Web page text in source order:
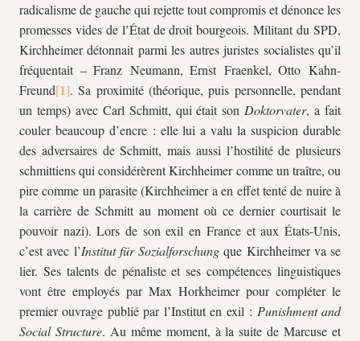
radicalisme de gauche qui rejette tout compromis et dénonce les
promesses vides de l’État de droit bourgeois. Militant du SPD,
Kirchheimer détonnait parmi les autres juristes socialistes qu’il
fréquentait – Franz Neumann, Ernst Fraenkel, Otto Kahn-
Freund
. Sa proximité (théorique, puis personnelle, pendant
un temps) avec Carl Schmitt, qui était son Doktorvater, a fait
couler beaucoup d’encre : elle lui a valu la suspicion durable
des adversaires de Schmitt, mais aussi l’hostilité de plusieurs
schmittiens qui considérèrent Kirchheimer comme un traître, ou
pire comme un parasite (Kirchheimer a en effet tenté de nuire à
la carrière de Schmitt au moment où ce dernier courtisait le
pouvoir nazi). Lors de son exil en France et aux États-Unis,
c’est avec l’Institut für Sozialforschung que Kirchheimer va se
lier. Ses talents de pénaliste et ses compétences linguistiques
vont être employés par Max Horkheimer pour compléter le
premier ouvrage publié par l’Institut en exil : Punishment and
Social Structure. Au même moment, à la suite de Marcuse et